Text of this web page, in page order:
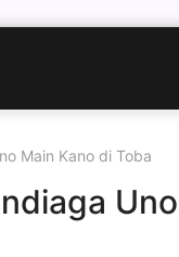
Main Kano di Toba